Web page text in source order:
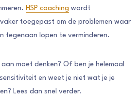
HSP coaching wordt
toegepast om de problemen waar
tegenaan lopen te verminderen.
moet denken? Of ben je helemaal
en weet je niet wat je je
Lees dan snel verder.